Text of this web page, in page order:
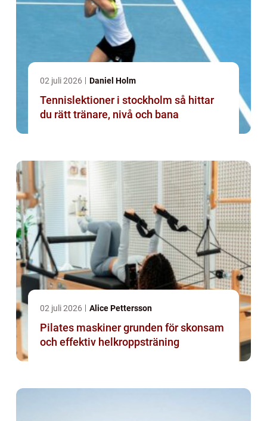
02 juli 2026 Daniel Holm
Tennislektioner i stockholm så hittar
du rätt tränare, nivå och bana
02 juli 2026 Alice Pettersson
Pilates maskiner grunden för skonsam
och effektiv helkroppsträning